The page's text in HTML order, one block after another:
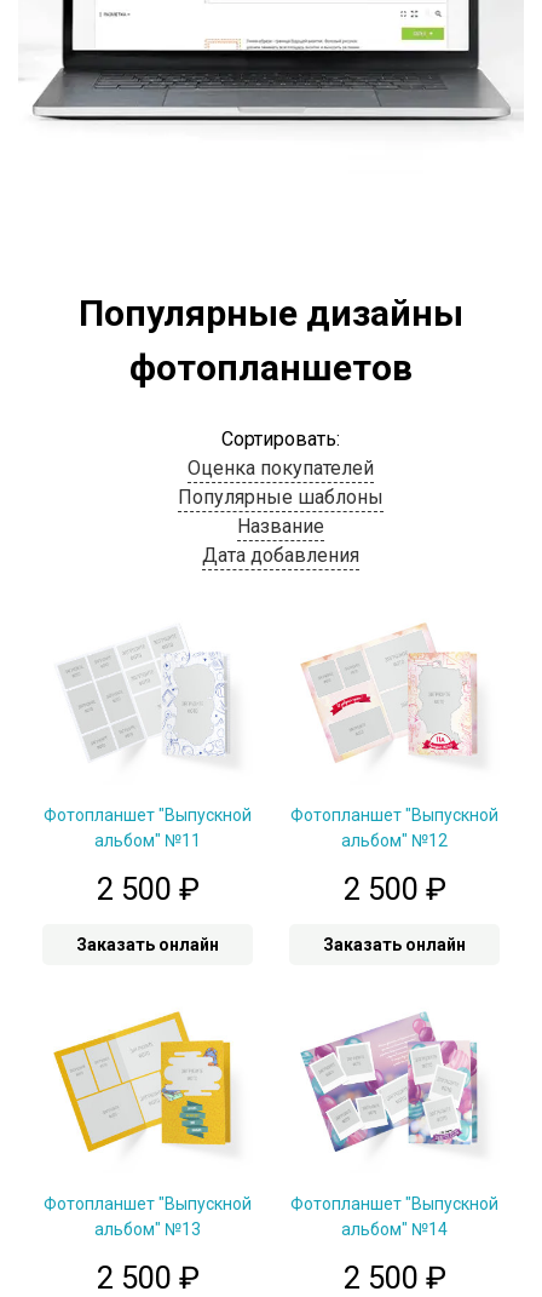
Популярные дизайны
фотопланшетов
Сортировать:
Оценка покупателей
Популярные шаблоны
Название
Дата добавления
Фотопланшет "Выпускной
альбом" №11
2 500 ₽
Заказать онлайн
Фотопланшет "Выпускной
альбом" №12
2 500 ₽
Заказать онлайн
Фотопланшет "Выпускной
альбом" №13
2 500 ₽
Фотопланшет "Выпускной
альбом" №14
2 500 ₽